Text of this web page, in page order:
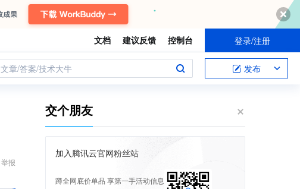
文档 建议反馈 控制台 登录/注册
文章/答案/技术大牛 发布
举报
交个朋友
加入腾讯云官网粉丝站
蹲全网底价单品 享第一手活动信息